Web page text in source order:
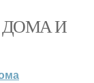
ДОМА И